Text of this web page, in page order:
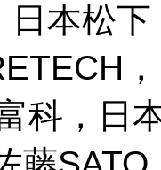
日本松
科，日